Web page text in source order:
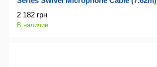
2 182 грн
В наличии